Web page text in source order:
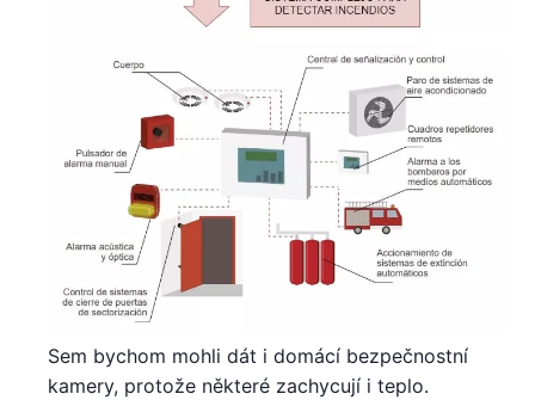
Sem bychom mohli dát i domácí bezpečnostní
kamery, protože některé zachycují i teplo.